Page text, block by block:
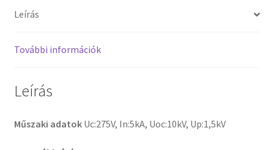
Leírás
További információk
Leírás
Műszaki adatok Uc:275V, In:5kA, Uoc:10kV, Up:1,5kV